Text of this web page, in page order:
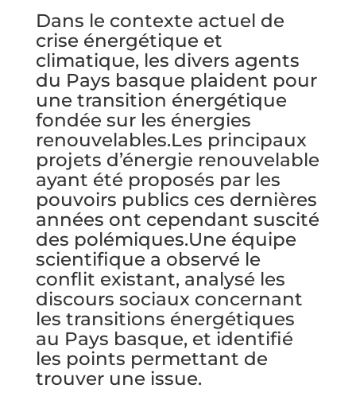
Dans le contexte actuel de
crise énergétique et
climatique, les divers agents
du Pays basque plaident pour
une transition énergétique
fondée sur les énergies
renouvelables.Les principaux
projets d’énergie renouvelable
ayant été proposés par les
pouvoirs publics ces dernières
années ont cependant suscité
des polémiques.Une équipe
scientifique a observé le
conflit existant, analysé les
discours sociaux concernant
les transitions énergétiques
au Pays basque, et identifié
les points permettant de
trouver une issue.